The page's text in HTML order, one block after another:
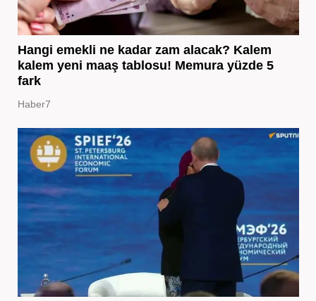
Hangi emekli ne kadar zam alacak? Kalem
kalem yeni maaş tablosu! Memura yüzde 5
fark
Haber7